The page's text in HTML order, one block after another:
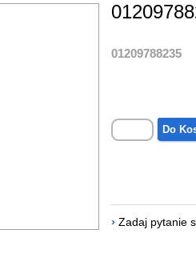
01209788235
Do
› Zadaj pytanie